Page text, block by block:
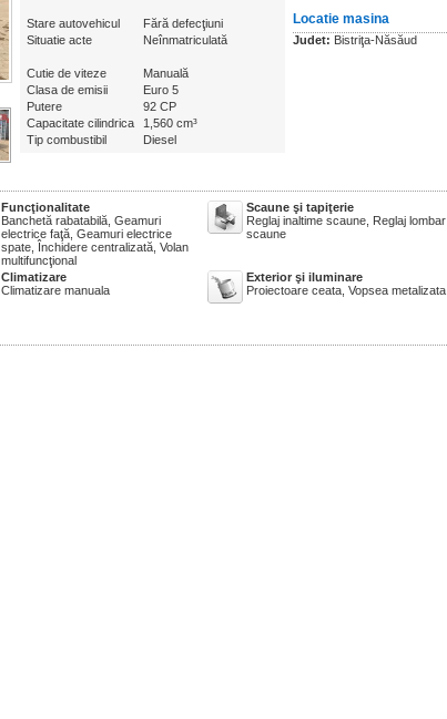
Stare autovehicul
Fără defecţiuni
Situatie acte
Neînmatriculată
Cutie de viteze
Manuală
Clasa de emisii
Euro 5
Putere
92 CP
Capacitate cilindrica
1,560 cm³
Tip combustibil
Diesel
Locatie masina
Judet: Bistriţa-Năsăud
Funcţionalitate
Banchetă rabatabilă, Geamuri
electrice faţă, Geamuri electrice
spate, Închidere centralizată, Volan
multifuncţional
Scaune şi tapiţerie
Reglaj inaltime scaune, Reglaj lombar
scaune
Climatizare
Climatizare manuala
Exterior şi iluminare
Proiectoare ceata, Vopsea metalizata